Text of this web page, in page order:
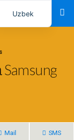
Заправка картриджей в Ташкенте – Тонер-Ресурс
Mail SMS
Uzbek
Russian